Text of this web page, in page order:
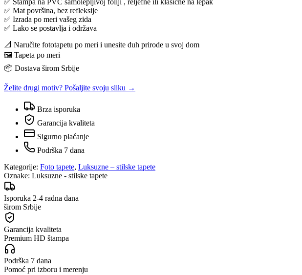
✅ Mat površina, bez refleksije
✅ Izrada po meri vašeg zida
✅ Lako se postavlja i održava
📐 Naručite fototapetu po meri i unesite duh prirode u svoj dom
🖼️ Tapeta po meri
📦 Dostava širom Srbije
Želite drugi motiv? Pošaljite svoju sliku →
Brza isporuka
Garancija kvaliteta
Sigurno plaćanje
Podrška 7 dana
Kategorije: Foto tapete, Luksuzne – stilske tapete
Oznake: Luksuzne - stilske tapete
Isporuka 2-4 radna dana
širom Srbije
Garancija kvaliteta
Premium HD štampa
Podrška 7 dana
Pomoć pri izboru i merenju